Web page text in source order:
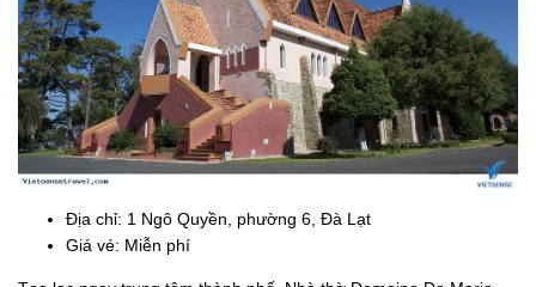
Địa chỉ: 1 Ngô Quyền, phường 6, Đà Lạt
Giá vé: Miễn phí